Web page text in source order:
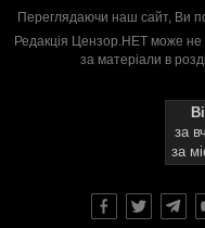
Переглядаючи наш сайт, Ви
Редакція Цензор.НЕТ може не
за матеріали в
за
за